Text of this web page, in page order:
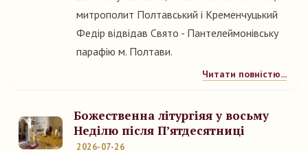
митрополит Полтавський і Кременчуцький
Федір відвідав Свято - Пантелеймонівську
парафію м. Полтави.
Читати повністю...
Божественна літургіяя у восьму
Неділю після П’ятдесятниці
2026-07-26